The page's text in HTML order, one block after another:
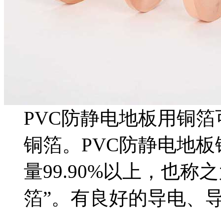
PVC防静电地板用铜
铜箔。PVC防静电地
量99.90%以上，也称
箔”。有良好的导电、